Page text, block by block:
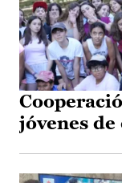
jóvenes de